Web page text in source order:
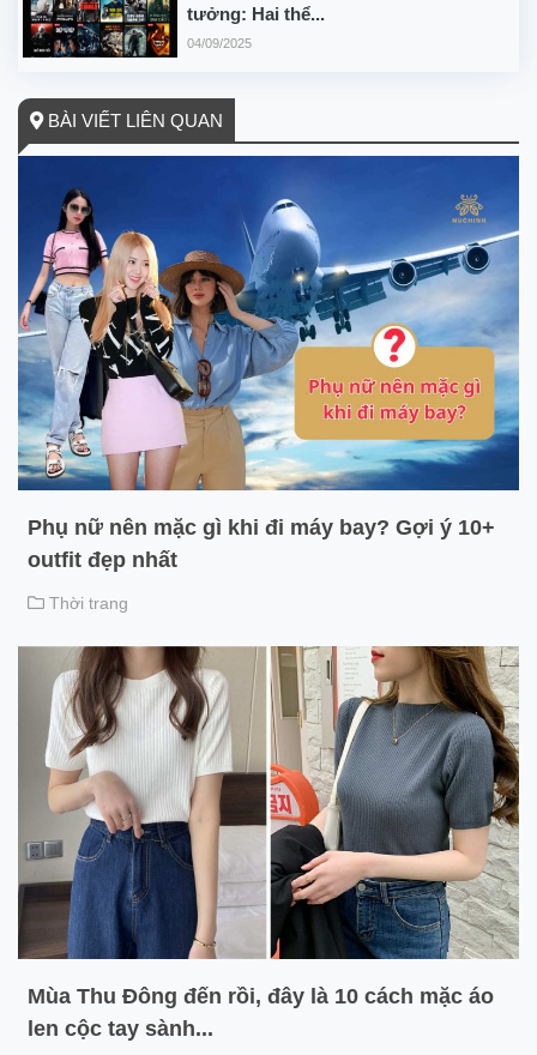
tưởng: Hai thể...
04/09/2025
BÀI VIẾT LIÊN QUAN
Phụ nữ nên mặc gì khi đi máy bay? Gợi ý 10+
outfit đẹp nhất
Thời trang
Mùa Thu Đông đến rồi, đây là 10 cách mặc áo
len cộc tay sành...